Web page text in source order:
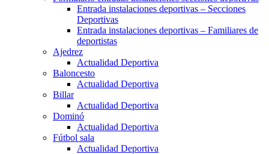
Entrada instalaciones deportivas – Secciones
Deportivas
Entrada instalaciones deportivas – Familiares de
deportistas
Ajedrez
Actualidad Deportiva
Baloncesto
Actualidad Deportiva
Billar
Actualidad Deportiva
Dominó
Actualidad Deportiva
Fútbol sala
Actualidad Deportiva